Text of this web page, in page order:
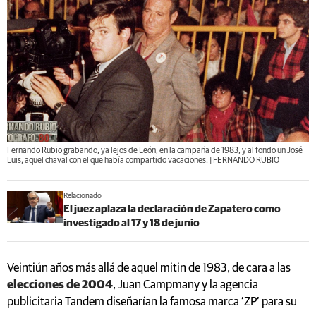
Fernando Rubio grabando, ya lejos de León, en la campaña de 1983, y al fondo un José
Luis, aquel chaval con el que había compartido vacaciones. | FERNANDO RUBIO
Relacionado
El juez aplaza la declaración de Zapatero como
investigado al 17 y 18 de junio
Veintiún años más allá de aquel mitin de 1983, de cara a las
elecciones de 2004, Juan Campmany y la agencia
publicitaria Tandem diseñarían la famosa marca ‘ZP’ para su